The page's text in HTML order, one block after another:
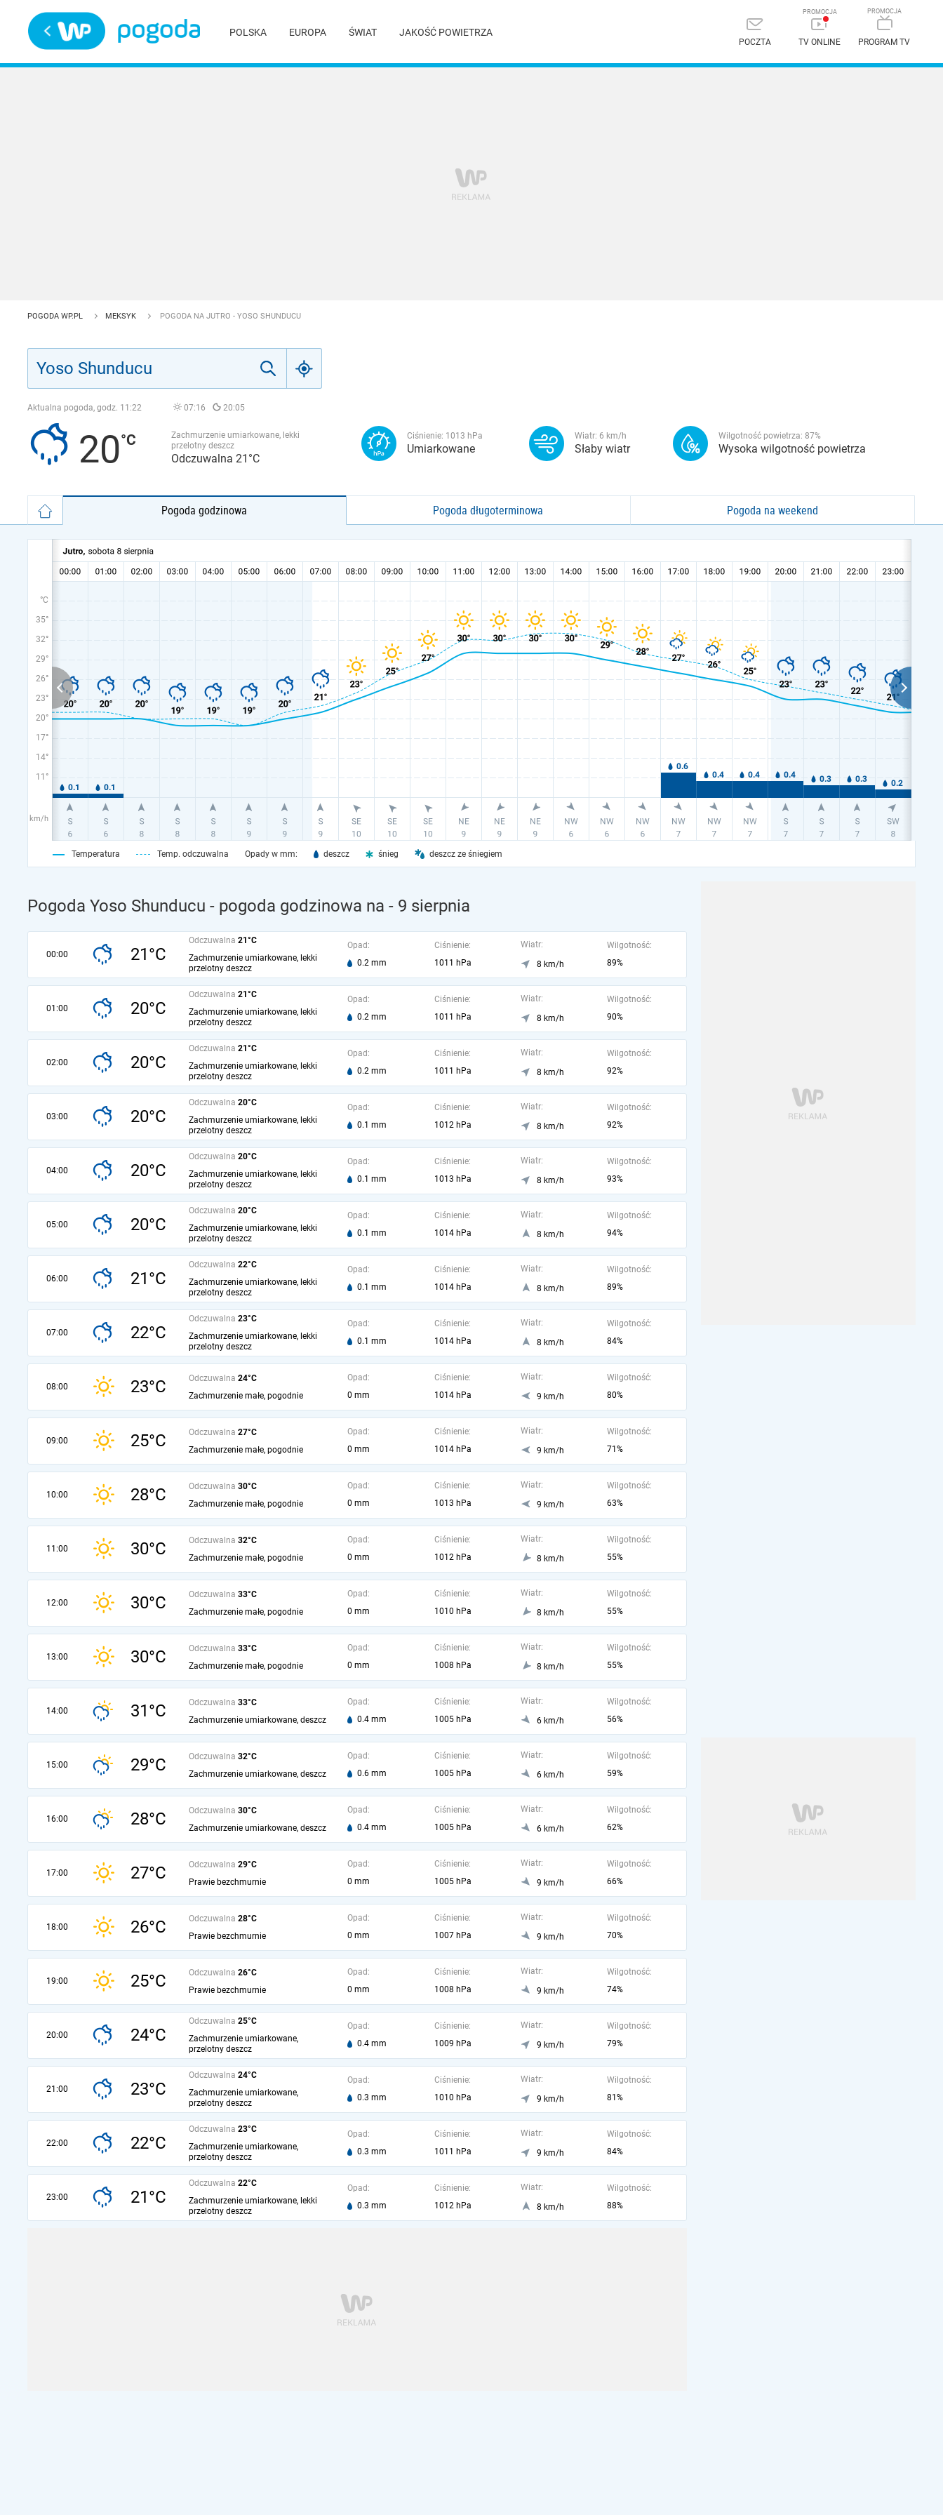
POLSKA EUROPA ŚWIAT JAKOŚĆ POWIETRZA
POCZTA TV ONLINE PROGRAM TV
POGODA WP.PL MEKSYK POGODA NA JUTRO - YOSO SHUNDUCU
Aktualna pogoda, godz. 11:22 07:16 20:05
20
Zachmurzenie umiarkowane, lekki
przelotny deszcz
Odczuwalna 21°C
Ciśnienie: 1013 hPa
Umiarkowane
Wiatr: 6 km/h
Słaby wiatr
Wilgotność powietrza: 87%
Wysoka wilgotność powietrza
Pogoda godzinowa Pogoda długoterminowa Pogoda na weekend
°C
35°
32°
29°
26°
23°
20°
17°
14°
11°
km/h
Temperatura Temp. odczuwalna Opady w mm: deszcz śnieg deszcz ze śniegiem
Pogoda Yoso Shunducu - pogoda godzinowa na - 9 sierpnia
00:00 21°C
Odczuwalna 21°C
Zachmurzenie umiarkowane, lekki
przelotny deszcz
Opad:
0.2 mm
Ciśnienie:
1011 hPa
Wiatr:
8 km/h
Wilgotność:
89%
01:00 20°C
Odczuwalna 21°C
Zachmurzenie umiarkowane, lekki
przelotny deszcz
Opad:
0.2 mm
Ciśnienie:
1011 hPa
Wiatr:
8 km/h
Wilgotność:
90%
02:00 20°C
Odczuwalna 21°C
Zachmurzenie umiarkowane, lekki
przelotny deszcz
Opad:
0.2 mm
Ciśnienie:
1011 hPa
Wiatr:
8 km/h
Wilgotność:
92%
03:00 20°C
Odczuwalna 20°C
Zachmurzenie umiarkowane, lekki
przelotny deszcz
Opad:
0.1 mm
Ciśnienie:
1012 hPa
Wiatr:
8 km/h
Wilgotność:
92%
04:00 20°C
Odczuwalna 20°C
Zachmurzenie umiarkowane, lekki
przelotny deszcz
Opad:
0.1 mm
Ciśnienie:
1013 hPa
Wiatr:
8 km/h
Wilgotność:
93%
05:00 20°C
Odczuwalna 20°C
Zachmurzenie umiarkowane, lekki
przelotny deszcz
Opad:
0.1 mm
Ciśnienie:
1014 hPa
Wiatr:
8 km/h
Wilgotność:
94%
06:00 21°C
Odczuwalna 22°C
Zachmurzenie umiarkowane, lekki
przelotny deszcz
Opad:
0.1 mm
Ciśnienie:
1014 hPa
Wiatr:
8 km/h
Wilgotność:
89%
07:00 22°C
Odczuwalna 23°C
Zachmurzenie umiarkowane, lekki
przelotny deszcz
Opad:
0.1 mm
Ciśnienie:
1014 hPa
Wiatr:
8 km/h
Wilgotność:
84%
08:00 23°C Odczuwalna 24°C
Zachmurzenie małe, pogodnie
Opad:
0 mm
Ciśnienie:
1014 hPa
Wiatr:
9 km/h
Wilgotność:
80%
09:00 25°C Odczuwalna 27°C
Zachmurzenie małe, pogodnie
Opad:
0 mm
Ciśnienie:
1014 hPa
Wiatr:
9 km/h
Wilgotność:
71%
10:00 28°C Odczuwalna 30°C
Zachmurzenie małe, pogodnie
Opad:
0 mm
Ciśnienie:
1013 hPa
Wiatr:
9 km/h
Wilgotność:
63%
11:00 30°C Odczuwalna 32°C
Zachmurzenie małe, pogodnie
Opad:
0 mm
Ciśnienie:
1012 hPa
Wiatr:
8 km/h
Wilgotność:
55%
12:00 30°C Odczuwalna 33°C
Zachmurzenie małe, pogodnie
Opad:
0 mm
Ciśnienie:
1010 hPa
Wiatr:
8 km/h
Wilgotność:
55%
13:00 30°C Odczuwalna 33°C
Zachmurzenie małe, pogodnie
Opad:
0 mm
Ciśnienie:
1008 hPa
Wiatr:
8 km/h
Wilgotność:
55%
14:00 31°C Odczuwalna 33°C
Zachmurzenie umiarkowane, deszcz
Opad:
0.4 mm
Ciśnienie:
1005 hPa
Wiatr:
6 km/h
Wilgotność:
56%
15:00 29°C Odczuwalna 32°C
Zachmurzenie umiarkowane, deszcz
Opad:
0.6 mm
Ciśnienie:
1005 hPa
Wiatr:
6 km/h
Wilgotność:
59%
16:00 28°C Odczuwalna 30°C
Zachmurzenie umiarkowane, deszcz
Opad:
0.4 mm
Ciśnienie:
1005 hPa
Wiatr:
6 km/h
Wilgotność:
62%
17:00 27°C Odczuwalna 29°C
Prawie bezchmurnie
Opad:
0 mm
Ciśnienie:
1005 hPa
Wiatr:
9 km/h
Wilgotność:
66%
18:00 26°C Odczuwalna 28°C
Prawie bezchmurnie
Opad:
0 mm
Ciśnienie:
1007 hPa
Wiatr:
9 km/h
Wilgotność:
70%
19:00 25°C Odczuwalna 26°C
Prawie bezchmurnie
Opad:
0 mm
Ciśnienie:
1008 hPa
Wiatr:
9 km/h
Wilgotność:
74%
20:00 24°C
Odczuwalna 25°C
Zachmurzenie umiarkowane,
przelotny deszcz
Opad:
0.4 mm
Ciśnienie:
1009 hPa
Wiatr:
9 km/h
Wilgotność:
79%
21:00 23°C
Odczuwalna 24°C
Zachmurzenie umiarkowane,
przelotny deszcz
Opad:
0.3 mm
Ciśnienie:
1010 hPa
Wiatr:
9 km/h
Wilgotność:
81%
22:00 22°C
Odczuwalna 23°C
Zachmurzenie umiarkowane,
przelotny deszcz
Opad:
0.3 mm
Ciśnienie:
1011 hPa
Wiatr:
9 km/h
Wilgotność:
84%
23:00 21°C
Odczuwalna 22°C
Zachmurzenie umiarkowane, lekki
przelotny deszcz
Opad:
0.3 mm
Ciśnienie:
1012 hPa
Wiatr:
8 km/h
Wilgotność:
88%